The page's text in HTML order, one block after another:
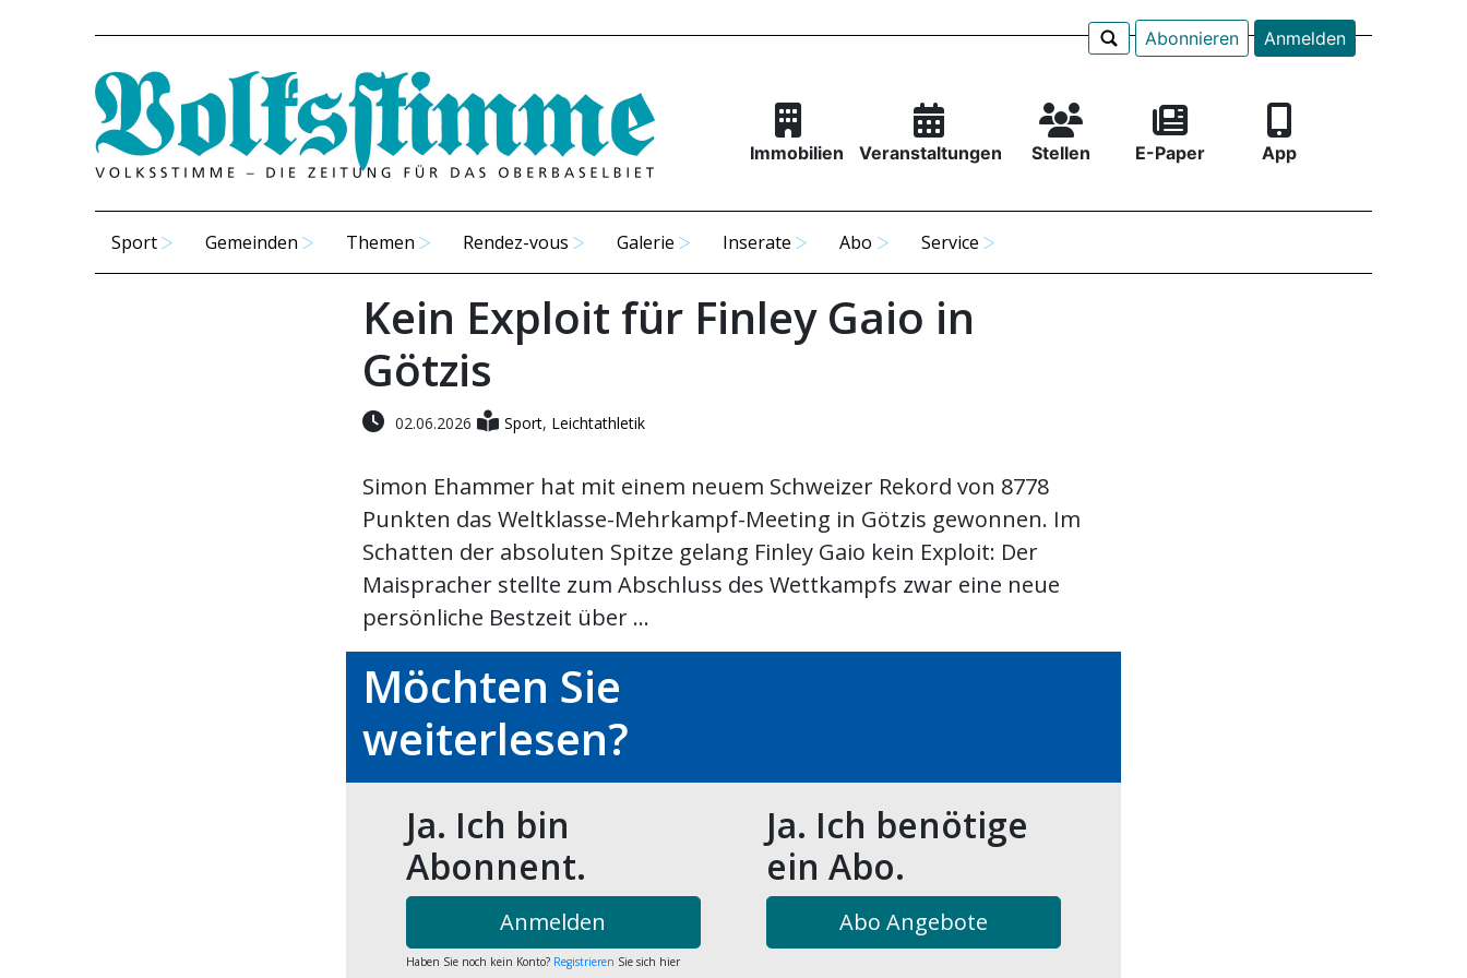
Abonnieren Anmelden
Immobilien Veranstaltungen Stellen E-Paper App
Sport Gemeinden Themen Rendez-vous Galerie Inserate Abo Service
Kein Exploit für Finley Gaio in
Götzis
02.06.2026 Sport, Leichtathletik
Simon Ehammer hat mit einem neuem Schweizer Rekord von 8778
Punkten das Weltklasse-Mehrkampf-Meeting in Götzis gewonnen. Im
Schatten der absoluten Spitze gelang Finley Gaio kein Exploit: Der
Maispracher stellte zum Abschluss des Wettkampfs zwar eine neue
persönliche Bestzeit über ...
Möchten Sie
weiterlesen?
Ja. Ich bin
Abonnent.
Anmelden
Haben Sie noch kein Konto?Registrieren Sie sich hier
Ja. Ich benötige
ein Abo.
Abo Angebote